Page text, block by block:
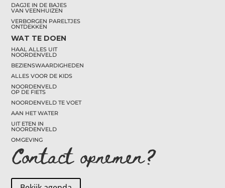
DAGJE IN DE BAJES
VAN VEENHUIZEN
VERBORGEN PARELTJES
ONTDEKKEN
WAT TE DOEN
HAAL ALLES UIT
NOORDENVELD
BEZIENSWAARDIGHEDEN
ALLES VOOR DE KIDS
NOORDENVELD
OP DE FIETS
NOORDENVELD TE VOET
AAN HET WATER
UIT ETEN IN
NOORDENVELD
OMGEVING
Contact opnemen?